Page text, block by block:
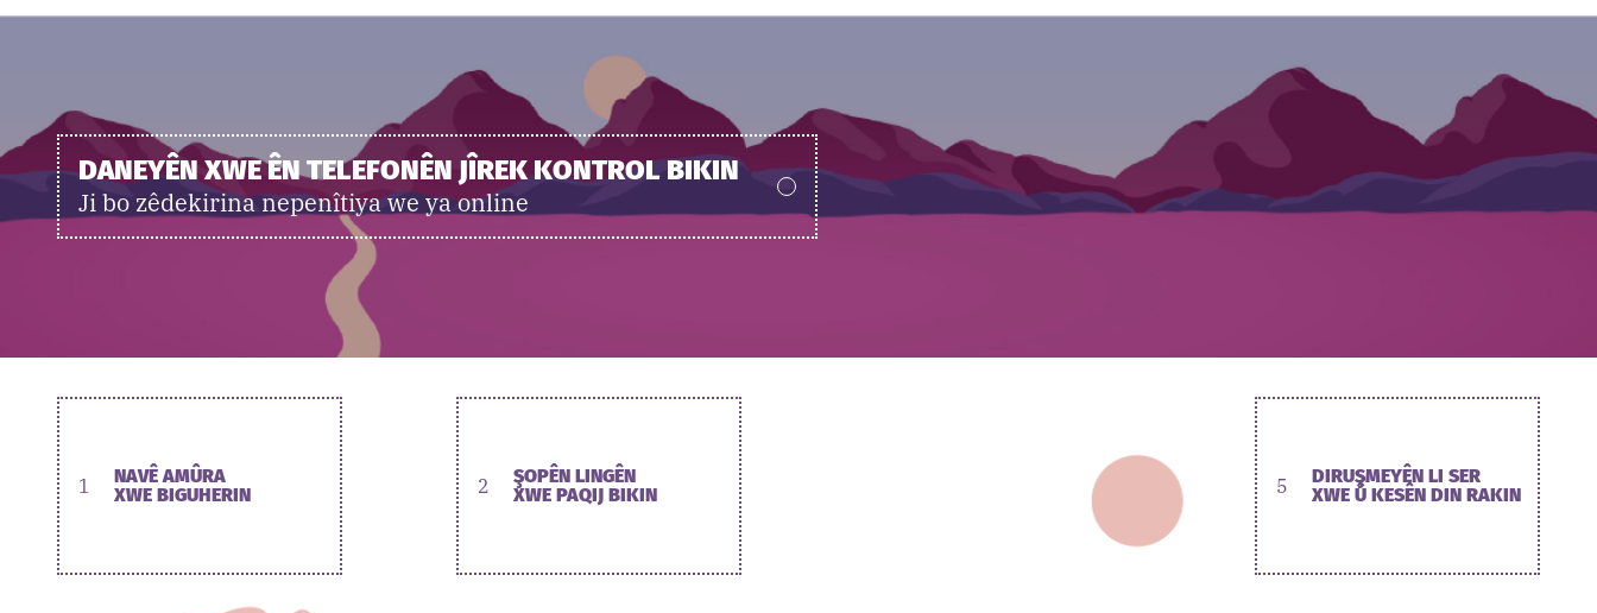
DANEYÊN XWE ÊN TELEFONÊN JÎREK KONTROL BIKIN
Ji bo zêdekirina nepenîtiya we ya online
1
NAVÊ AMÛRA
XWE BIGUHERIN
2
ŞOPÊN LINGÊN
XWE PAQIJ BIKIN
5
DIRUŞMEYÊN LI SER
XWE Û KESÊN DIN RAKIN